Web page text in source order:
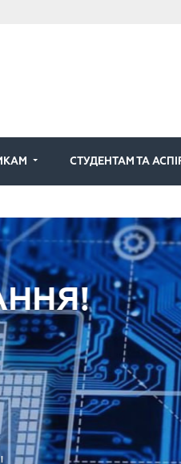
СТУДЕНТАМ ТА